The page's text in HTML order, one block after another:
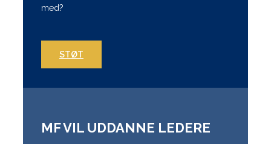
med?
STØT
MF VIL UDDANNE LEDERE